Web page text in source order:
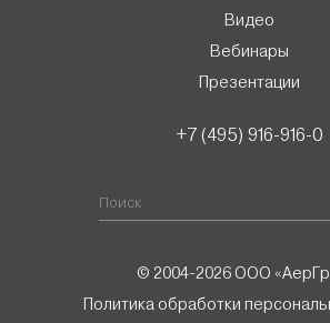
Видео
Вебинары
Презентации
+7 (495) 916-916-0
© 2004-2026 ООО
Политика обработки